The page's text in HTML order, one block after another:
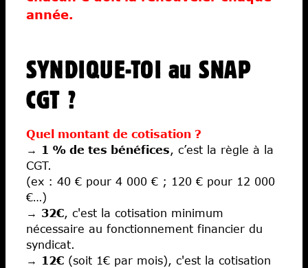
Fiscalité
Économies
Écoles d’art
année.
SYNDIQUE-TOI au SNAP
CGT ?
Quel montant de cotisation ?
→ 1 % de tes bénéfices , c’est la règle à la
CGT.
(ex : 40 € pour 4 000 € ; 120 € pour 12 000
€…)
→ 32€ , c'est la cotisation minimum
nécessaire au fonctionnement financier du
syndicat.
→ 12€ (soit 1€ par mois), c'est la cotisation